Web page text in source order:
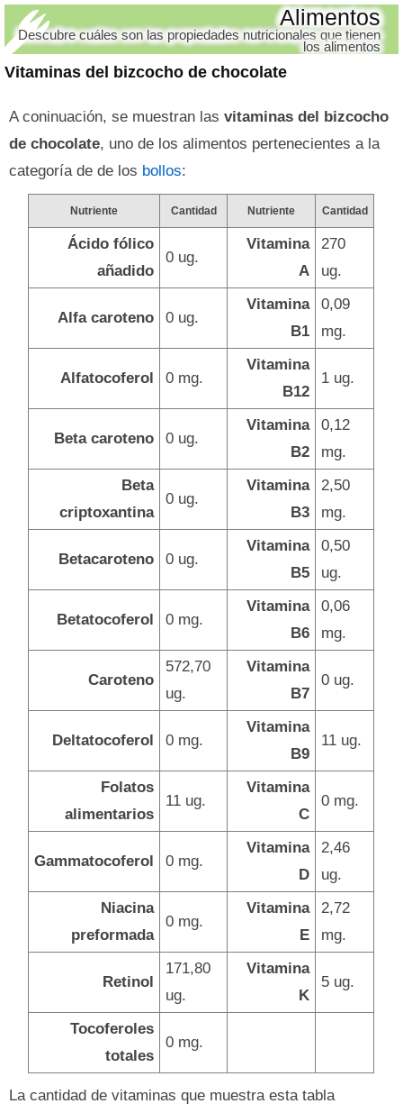
Vitaminas del bizcocho de chocolate
Alimentos
Descubre cuáles son las propiedades nutricionales que tienen
los alimentos
A coninuación, se muestran las vitaminas del bizcocho
de chocolate, uno de los alimentos pertenecientes a la
categoría de de los bollos:
Nutriente Cantidad Nutriente Cantidad
Ácido fólico
añadido
0 ug.
Vitamina
A
270
ug.
Alfa caroteno 0 ug.
Vitamina
B1
0,09
mg.
Alfatocoferol 0 mg.
Vitamina
B12
1 ug.
Beta caroteno 0 ug.
Vitamina
B2
0,12
mg.
Beta
criptoxantina
0 ug.
Vitamina
B3
2,50
mg.
Betacaroteno 0 ug.
Vitamina
B5
0,50
ug.
Betatocoferol 0 mg.
Vitamina
B6
0,06
mg.
Caroteno
572,70
ug.
Vitamina
B7
0 ug.
Deltatocoferol 0 mg.
Vitamina
B9
11 ug.
Folatos
alimentarios
11 ug.
Vitamina
C
0 mg.
Gammatocoferol 0 mg.
Vitamina
D
2,46
ug.
Niacina
preformada
0 mg.
Vitamina
E
2,72
mg.
Retinol
171,80
ug.
Vitamina
K
5 ug.
Tocoferoles
totales
0 mg.
La cantidad de vitaminas que muestra esta tabla